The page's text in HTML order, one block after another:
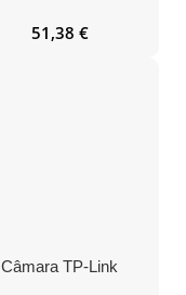
51,38 €
Câmara TP-Link